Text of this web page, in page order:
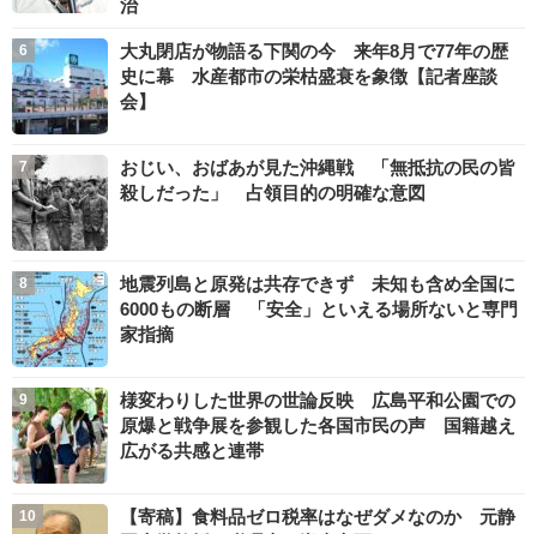
治
大丸閉店が物語る下関の今 来年8月で77年の歴
史に幕 水産都市の栄枯盛衰を象徴【記者座談
会】
おじい、おばあが見た沖縄戦 「無抵抗の民の皆
殺しだった」 占領目的の明確な意図
地震列島と原発は共存できず 未知も含め全国に
6000もの断層 「安全」といえる場所ないと専門
家指摘
様変わりした世界の世論反映 広島平和公園での
原爆と戦争展を参観した各国市民の声 国籍越え
広がる共感と連帯
【寄稿】食料品ゼロ税率はなぜダメなのか 元静